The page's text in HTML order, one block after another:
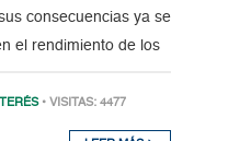
consecuencias ya se
el rendimiento de los
• VISITAS: 4477